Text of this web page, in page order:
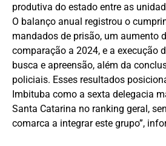
produtiva do estado entre as
O balanço anual registrou o
mandados de prisão, um aumento
comparação a 2024, e a execução
busca e apreensão, além da
policiais. Esses resultados
Imbituba como a sexta delegacia
Santa Catarina no ranking geral,
comarca a integrar este grupo”,